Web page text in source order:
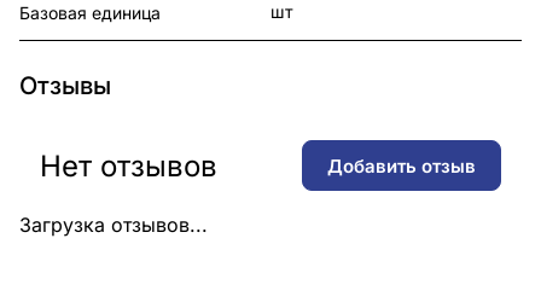
Базовая единица шт
Отзывы
Загрузка отзывов...
Нет отзывов Добавить отзыв